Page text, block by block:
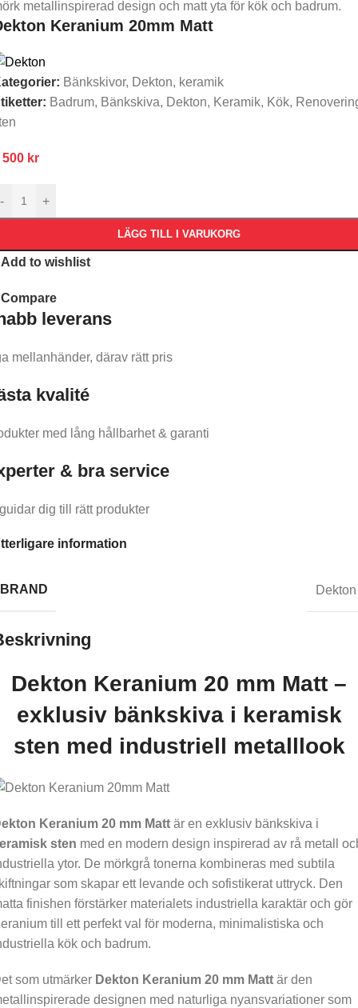
Keranium 20mm Matt
Bänkskivor, Dekton, keramik
Badrum, Bänkskiva, Dekton, Keramik, Kök,
500 kr
- +
LÄGG TILL I VARUKORG
Add to wishlist
Compare
leverans​
mellanhänder, därav rätt pris
kvalité
med lång hållbarhet & garanti
& bra service
dig till rätt produkter
information
BRAND Dekton
Dekton Keranium 20 mm Matt –
exklusiv bänkskiva i keramisk
sten med industriell metalllook
Keranium 20 mm Matt är en exklusiv bänkskiva i
sten med en modern design inspirerad av rå metall
ytor. De mörkgrå tonerna kombineras med subtila
som skapar ett levande och sofistikerat uttryck. Den
finishen förstärker materialets industriella karaktär och gör
till ett perfekt val för moderna, minimalistiska och
kök och badrum.
som utmärker Dekton Keranium 20 mm Matt är den
designen med naturliga nyansvariationer som